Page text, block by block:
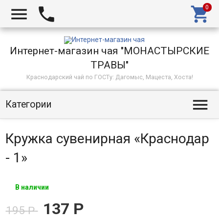
  
Интернет-магазин чая "МОНАСТЫРСКИЕ
ТРАВЫ"
Краснодарский чай по ГОСТу: Дагомыс, Мацеста, Хоста!
Категории 
Кружка сувенирная «Краснодар
- 1»
В наличии
195Р 137 Р